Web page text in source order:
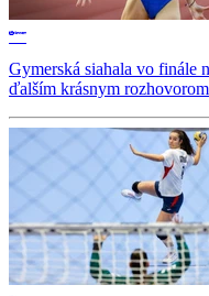
Gymerská siahala vo finále
ďalším krásnym rozhovorom